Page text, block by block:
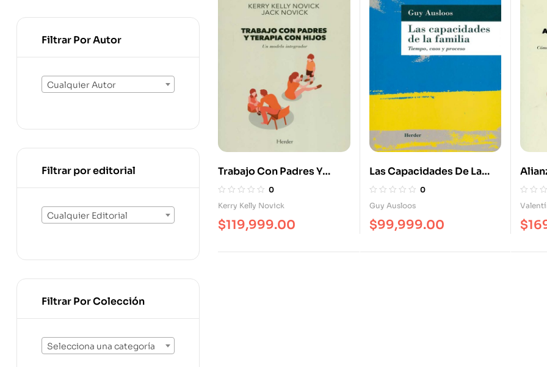
Trabajo Con Padres Y
Terapia Con Hijos
0
Kerry Kelly Novick
$119,999.00
Las Capacidades De La
Familia
0
Guy Ausloos
$99,999.00 $
Filtrar Por Autor
Cualquier Autor
Filtrar por editorial
Cualquier Editorial
Filtrar Por Colección
Selecciona una categoría